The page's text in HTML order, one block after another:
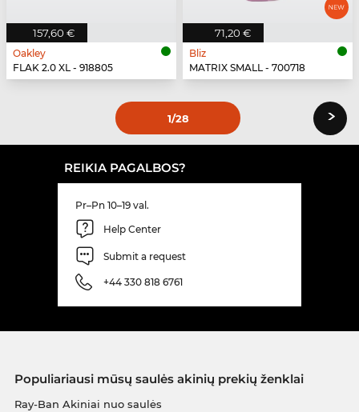
157,60 €
Oakley
FLAK 2.0 XL - 918805
71,20 €
Bliz
MATRIX SMALL - 700718
1/28 ›
REIKIA PAGALBOS?
Pr–Pn 10–19 val.
Help Center
Submit a request
+44 330 818 6761
Populiariausi mūsų saulės akinių prekių ženklai
Ray-Ban Akiniai nuo saulės